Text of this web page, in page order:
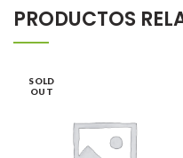
PRODUCTOS
SOLD
OUT